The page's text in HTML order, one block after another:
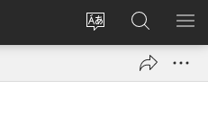
Змінити
Увійти
(відкривається
Пошук
на
сайті